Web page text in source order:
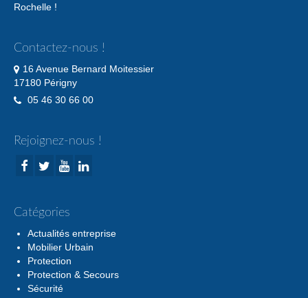
Rochelle !
Contactez-nous !
16 Avenue Bernard Moitessier
17180 Périgny
05 46 30 66 00
Rejoignez-nous !
Catégories
Actualités entreprise
Mobilier Urbain
Protection
Protection & Secours
Sécurité